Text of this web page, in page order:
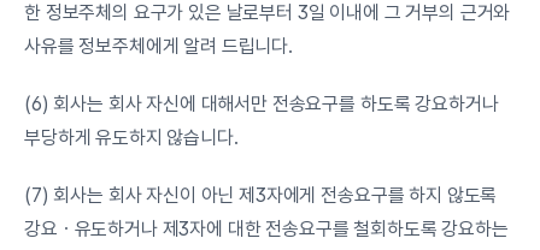
한 정보주체의 요구가 있은 날로부터 3일 이내에 그 거부의 근거와
사유를 정보주체에게 알려 드립니다.
(6) 회사는 회사 자신에 대해서만 전송요구를 하도록 강요하거나
부당하게 유도하지 않습니다.
(7) 회사는 회사 자신이 아닌 제3자에게 전송요구를 하지 않도록
강요ㆍ유도하거나 제3자에 대한 전송요구를 철회하도록 강요하는